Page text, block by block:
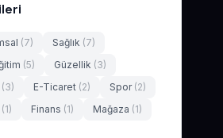
(7) Sağlık (7)
(5) Güzellik (3)
(3) E-Ticaret (2) Spor (2)
(1) Finans (1) Mağaza (1)